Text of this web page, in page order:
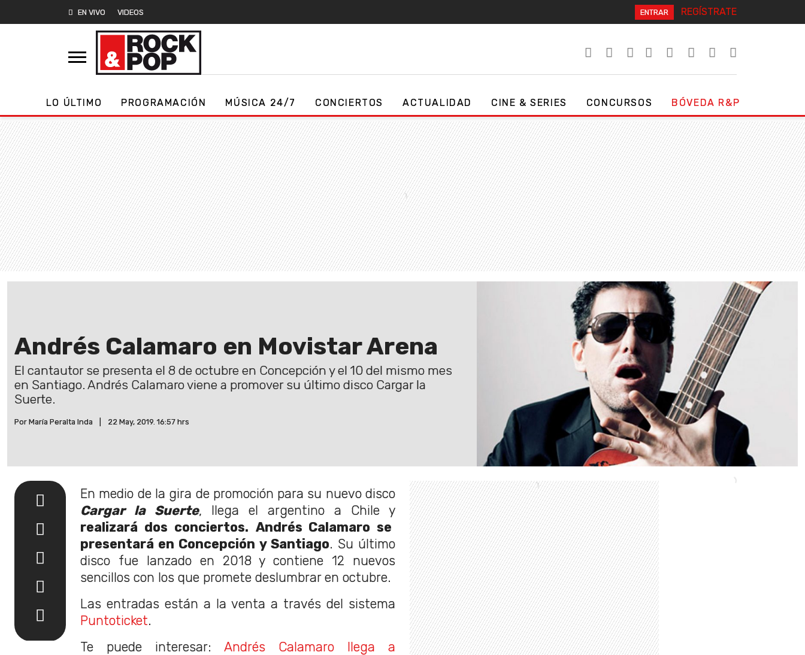
EN VIVO VIDEOS ENTRAR REGÍSTRATE
LO ÚLTIMO PROGRAMACIÓN MÚSICA 24/7 CONCIERTOS ACTUALIDAD CINE & SERIES CONCURSOS BÓVEDA R&P
Andrés Calamaro en Movistar Arena
El cantautor se presenta el 8 de octubre en Concepción y el 10 del mismo mes
en Santiago. Andrés Calamaro viene a promover su último disco Cargar la
Suerte.
Por María Peralta Inda 22 May, 2019. 16:57 hrs
En medio de la gira de promoción para su nuevo disco
Cargar la Suerte, llega el argentino a Chile y
realizará dos conciertos. Andrés Calamaro se
presentará en Concepción y Santiago. Su último
disco fue lanzado en 2018 y contiene 12 nuevos
sencillos con los que promete deslumbrar en octubre.
Las entradas están a la venta a través del sistema
Puntoticket.
Te puede interesar: Andrés Calamaro llega a